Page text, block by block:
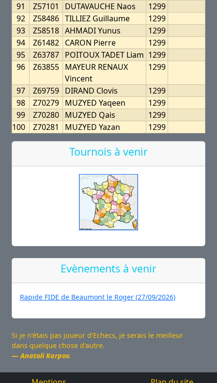
91 Z57101 DUTAVAUCHE Naos
1299
92
Z58486 TILLIEZ Guillaume
1299
93
Z58518 AHMADI Yunus
1299
94
Z61482 CARON Pierre
1299
95
Z63787 POITOUX TADET Liam 1299
96
Z63855 MAYEUR RENAUX
Vincent
1299
97 Z69759 DIRAND Clovis
1299
98
Z70279 MUZYED Yaqeen
1299
99
Z70280 MUZYED Qais
1299
100
Z70281 MUZYED Yazan 1299
Tournois à venir
Evènements à venir
Rapide FIDE de Beaumont le Roger (27/09/2026)
Si je n'étais pas joueur d'Echecs, je serais le meilleur
dans quelque chose d'autre.
Anatoli Karpov.